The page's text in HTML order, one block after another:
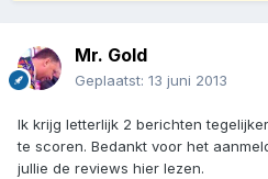
Mr. Gold
Geplaatst: 13 juni 2013
Ik krijg letterlijk 2 berichten
te scoren. Bedankt voor het
jullie de reviews hier lezen.